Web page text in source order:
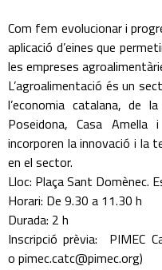
Com fem evolucionar i
aplicació d’eines que
les empreses
L’agroalimentació és un
l’economia catalana, de
Poseidona, Casa Amella
incorporen la innovació i la
en el sector.
Lloc: Plaça Sant Domènec.
Horari: De 9.30 a 11.30 h
Durada: 2 h
Inscripció prèvia: PIMEC
o pimec.catc@pimec.org)